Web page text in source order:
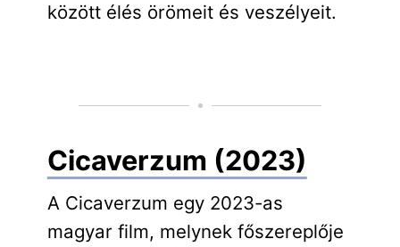
között élés örömeit és veszélyeit.
Cicaverzum (2023)
A Cicaverzum egy 2023-as
magyar film, melynek főszereplője